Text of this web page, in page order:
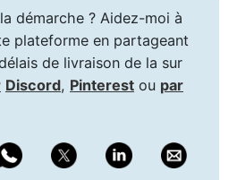
démarche ? Aidez-moi à
plateforme en partageant
de livraison de la sur
Discord, Pinterest ou par